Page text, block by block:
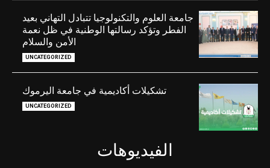
جامعة العلوم والتكنولوجيا تتبادل التهاني بعيد
الفطر وتؤكد رسالتها الوطنية في ظل نعمة
الأمن والسلام
UNCATEGORIZED
تشكيلات أكاديمية في جامعة اليرموك
UNCATEGORIZED
الفيديوهات